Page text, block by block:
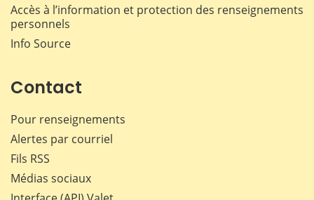
Accès à l’information et protection des renseignements
personnels
Info Source
Contact
Pour renseignements
Alertes par courriel
Fils RSS
Médias sociaux